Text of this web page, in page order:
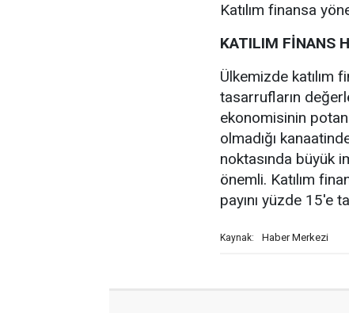
Katılım finansa
KATILIM FİNANS
Ülkemizde katılım
tasarrufların
ekonomisinin
olmadığı
noktasında büyük
önemli. Katılım
payını yüzde 15'e
Kaynak: Haber Merkezi